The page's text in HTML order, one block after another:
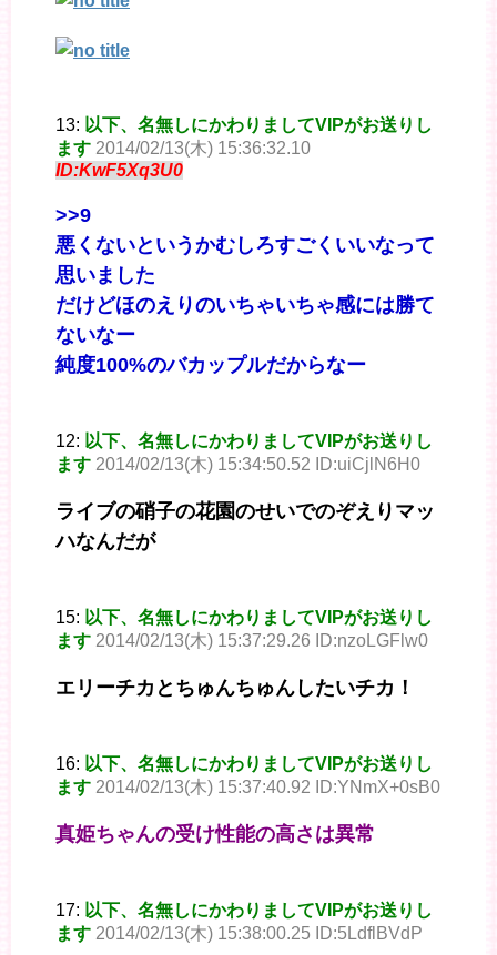
13: 以下、名無しにかわりましてVIPがお送りし
ます 2014/02/13(木) 15:36:32.10
ID:KwF5Xq3U0
>>9
悪くないというかむしろすごくいいなって
思いました
だけどほのえりのいちゃいちゃ感には勝て
ないなー
純度100%のバカップルだからなー
12: 以下、名無しにかわりましてVIPがお送りし
ます 2014/02/13(木) 15:34:50.52 ID:uiCjlN6H0
ライブの硝子の花園のせいでのぞえりマッ
ハなんだが
15: 以下、名無しにかわりましてVIPがお送りし
ます 2014/02/13(木) 15:37:29.26 ID:nzoLGFlw0
エリーチカとちゅんちゅんしたいチカ！
16: 以下、名無しにかわりましてVIPがお送りし
ます 2014/02/13(木) 15:37:40.92 ID:YNmX+0sB0
真姫ちゃんの受け性能の高さは異常
17: 以下、名無しにかわりましてVIPがお送りし
ます 2014/02/13(木) 15:38:00.25 ID:5LdflBVdP